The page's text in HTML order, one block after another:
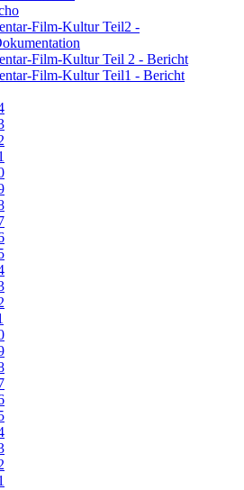
Film-Kultur Teil2 -
Film-Kultur Teil 2 - Bericht
Film-Kultur Teil1 - Bericht